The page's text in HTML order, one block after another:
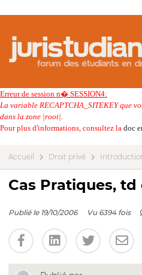
Erreur de session n� SESSION4:
La variable RECAPTCHA_SITEKEY que
dans la zone |root|.
Pour plus d'informations, consultez la doc
Accueil Droit privé
Cas Pratiques,
Publié le 19/10/2006 Vu 6394 fois